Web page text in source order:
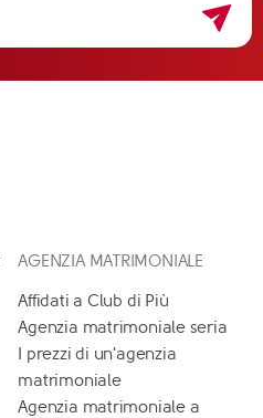
AGENZIA MATRIMONIALE
Affidati a Club di Più
Agenzia matrimoniale seria
I prezzi di un'agenzia
matrimoniale
Agenzia matrimoniale a